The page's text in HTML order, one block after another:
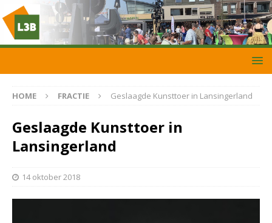
HOME FRACTIE Geslaagde Kunsttoer in Lansingerland
Geslaagde Kunsttoer in
Lansingerland
14 oktober 2018